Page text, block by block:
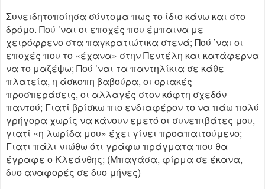
Συνειδητοποίησα σύντομα πως το ίδιο κάνω και στο
δρόμο. Πού ’ναι οι εποχές που έμπαινα με
χειρόφρενο στα παγκρατιώτικα στενά; Πού ’ναι οι
εποχές που το «έχανα» στην Πεντέλη και κατάφερνα
να το μαζέψω; Πού ’ναι τα παντηλίκια σε κάθε
πλατεία, η άσκοπη βαβούρα, οι οριακές
προσπεράσεις, οι αλλαγές στον κόφτη σχεδόν
παντού; Γιατί βρίσκω πιο ενδιαφέρον το να πάω πολύ
γρήγορα χωρίς να κάνουν εμετό οι συνεπιβάτες μου,
γιατί «η λωρίδα μου» έχει γίνει προαπαιτούμενο;
Γιατι πάλι νιώθω ότι γράφω πράγματα που θα
έγραφε ο Κλεάνθης; (Μπαγάσα, φίρμα σε έκανα,
δυο αναφορές σε δυο μήνες)